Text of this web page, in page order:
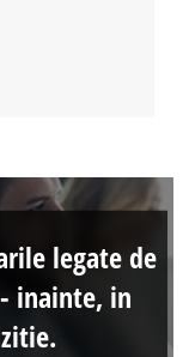
legate de
inainte, in